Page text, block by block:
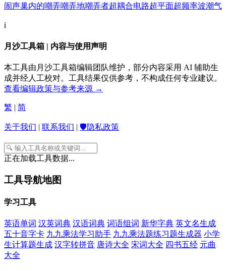
闹声巢内的嘲弄嘲弄地嘲弄者超耦合电路超平面超频率波潮气
ℹ️
月沙工具箱 | 内容与使用声明
本工具由月沙工具箱编辑团队维护，部分内容采用 AI 辅助生
成并经人工校对。工具结果仅供参考，不构成任何专业建议。
查看编辑政策与参考来源 →
繁 | 简
关于我们 | 联系我们 | 🛡️隐私政策
正在加载工具数据...
工具导航地图
学习工具
英语单词 汉英词典 汉语词典 词语组词 新华字典 英文名生成
五十音字卡 九九乘法学习助手 九九乘法题练习题生成器 小学
生计算题生成 汉字转拼音 唐诗大全 宋词大全 四书五经 元曲
大全